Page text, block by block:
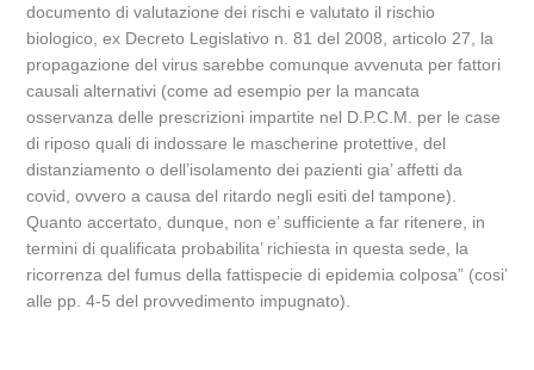
documento di valutazione dei rischi e valutato il rischio
biologico, ex Decreto Legislativo n. 81 del 2008, articolo 27, la
propagazione del virus sarebbe comunque avvenuta per fattori
causali alternativi (come ad esempio per la mancata
osservanza delle prescrizioni impartite nel D.P.C.M. per le case
di riposo quali di indossare le mascherine protettive, del
distanziamento o dell’isolamento dei pazienti gia’ affetti da
covid, ovvero a causa del ritardo negli esiti del tampone).
Quanto accertato, dunque, non e’ sufficiente a far ritenere, in
termini di qualificata probabilita’ richiesta in questa sede, la
ricorrenza del fumus della fattispecie di epidemia colposa” (cosi’
alle pp. 4-5 del provvedimento impugnato).